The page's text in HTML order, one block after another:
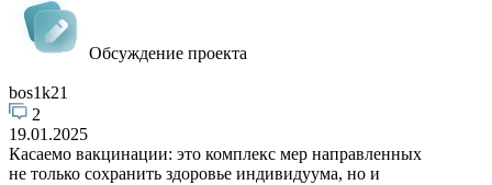
Обсуждение проекта
bos1k21
2
19.01.2025
Касаемо вакцинации: это комплекс мер направленных
не только сохранить здоровье индивидуума, но и